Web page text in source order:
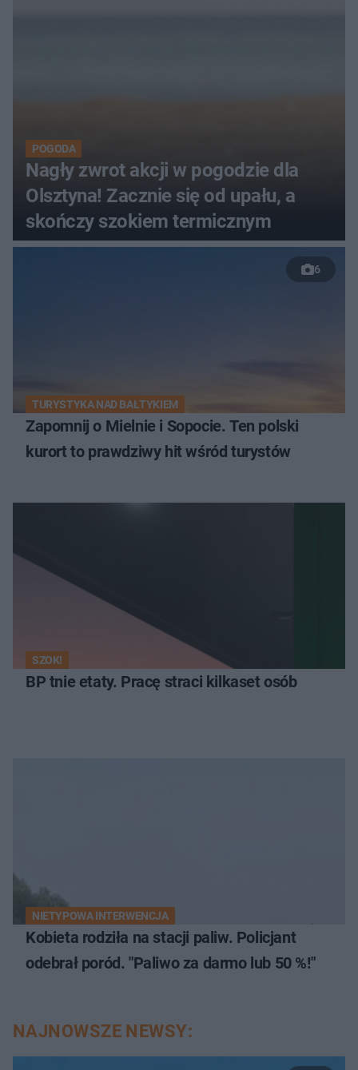
POGODA
Nagły zwrot akcji w pogodzie dla
Olsztyna! Zacznie się od upału, a
skończy szokiem termicznym
6
TURYSTYKA NAD BAŁTYKIEM
Zapomnij o Mielnie i Sopocie. Ten polski
kurort to prawdziwy hit wśród turystów
SZOK!
BP tnie etaty. Pracę straci kilkaset osób
NIETYPOWA INTERWENCJA
Kobieta rodziła na stacji paliw. Policjant
odebrał poród. "Paliwo za darmo lub 50 %!"
NAJNOWSZE NEWSY: